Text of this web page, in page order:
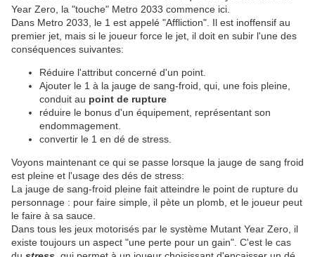
Year Zero, la "touche" Metro 2033 commence ici.
Dans Metro 2033, le 1 est appelé "Affliction". Il est inoffensif au
premier jet, mais si le joueur force le jet, il doit en subir l'une des
conséquences suivantes:
Réduire l'attribut concerné d'un point.
Ajouter le 1 à la jauge de sang-froid, qui, une fois pleine,
conduit au point de rupture
réduire le bonus d'un équipement, représentant son
endommagement.
convertir le 1 en dé de stress.
Voyons maintenant ce qui se passe lorsque la jauge de sang froid
est pleine et l'usage des dés de stress:
La jauge de sang-froid pleine fait atteindre le point de rupture du
personnage : pour faire simple, il pète un plomb, et le joueur peut
le faire à sa sauce.
Dans tous les jeux motorisés par le système Mutant Year Zero, il
existe toujours un aspect "une perte pour un gain". C'est le cas